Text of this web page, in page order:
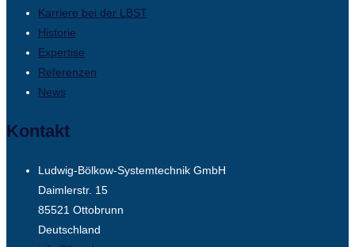
Karriere bei der LBST
Historie
Expertise
Referenzen
News
Kontakt
Ludwig-Bölkow-Systemtechnik GmbH
Daimlerstr. 15
85521 Ottobrunn
Deutschland